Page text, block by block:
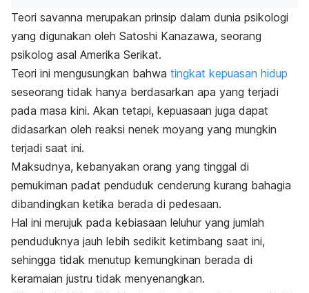
Teori savanna merupakan prinsip dalam dunia psikologi
yang digunakan oleh Satoshi Kanazawa, seorang
psikolog asal Amerika Serikat.
Teori ini mengusungkan bahwa tingkat kepuasan hidup
seseorang tidak hanya berdasarkan apa yang terjadi
pada masa kini. Akan tetapi, kepuasaan juga dapat
didasarkan oleh reaksi nenek moyang yang mungkin
terjadi saat ini.
Maksudnya, kebanyakan orang yang tinggal di
pemukiman padat penduduk cenderung kurang bahagia
dibandingkan ketika berada di pedesaan.
Hal ini merujuk pada kebiasaan leluhur yang jumlah
penduduknya jauh lebih sedikit ketimbang saat ini,
sehingga tidak menutup kemungkinan berada di
keramaian justru tidak menyenangkan.